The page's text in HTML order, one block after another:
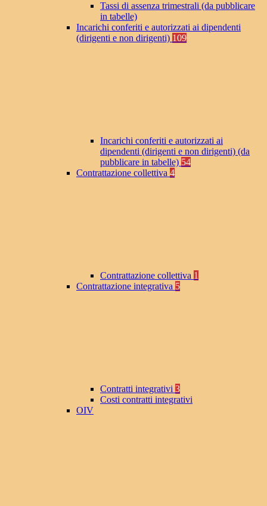
Tassi di assenza trimestrali (da pubblicare
in tabelle)
Incarichi conferiti e autorizzati ai dipendenti
(dirigenti e non dirigenti) 109
Incarichi conferiti e autorizzati ai
dipendenti (dirigenti e non dirigenti) (da
pubblicare in tabelle) 54
Contrattazione collettiva 4
Contrattazione collettiva 1
Contrattazione integrativa 5
Contratti integrativi 3
Costi contratti integrativi
OIV